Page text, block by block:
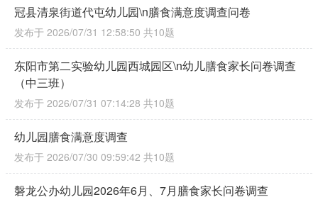
冠县清泉街道代屯幼儿园\n膳食满意度调查问卷
发布于 2026/07/31 12:58:50 共10题
东阳市第二实验幼儿园西城园区\n幼儿膳食家长问卷调查
（中三班）
发布于 2026/07/31 07:14:28 共10题
幼儿园膳食满意度调查
发布于 2026/07/30 09:59:42 共10题
磐龙公办幼儿园2026年6月、7月膳食家长问卷调查